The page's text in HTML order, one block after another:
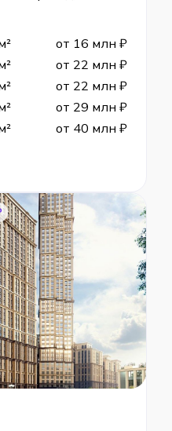
от 16 млн ₽
от 22 млн ₽
от 22 млн ₽
от 29 млн ₽
от 40 млн ₽